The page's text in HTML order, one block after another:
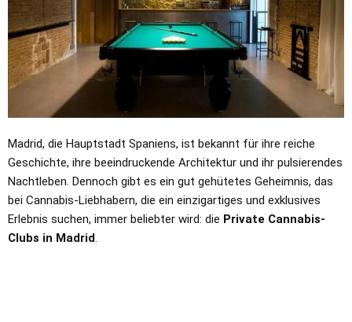
Madrid, die Hauptstadt Spaniens, ist bekannt für ihre reiche
Geschichte, ihre beeindruckende Architektur und ihr pulsierendes
Nachtleben. Dennoch gibt es ein gut gehütetes Geheimnis, das
bei Cannabis-Liebhabern, die ein einzigartiges und exklusives
Erlebnis suchen, immer beliebter wird: die Private Cannabis-
Clubs in Madrid